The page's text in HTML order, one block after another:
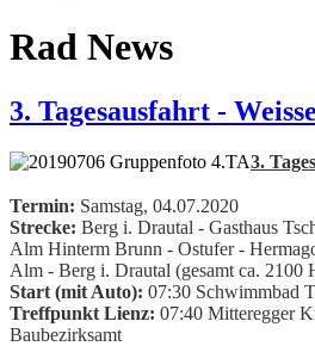
Rad News
3. Tagesausfahrt -
3.
Termin: Samstag, 04.07.2020
Strecke: Berg i. Drautal - Gasthaus
Alm Hinterm Brunn - Ostufer -
Alm - Berg i. Drautal (gesamt ca. 2100
Start (mit Auto): 07:30 Schwimmbad
Treffpunkt Lienz: 07:40 Mitteregger
Baubezirksamt